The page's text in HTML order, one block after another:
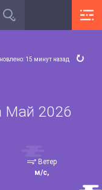
15 минут назад
Май 2026
Ветер
м/с,